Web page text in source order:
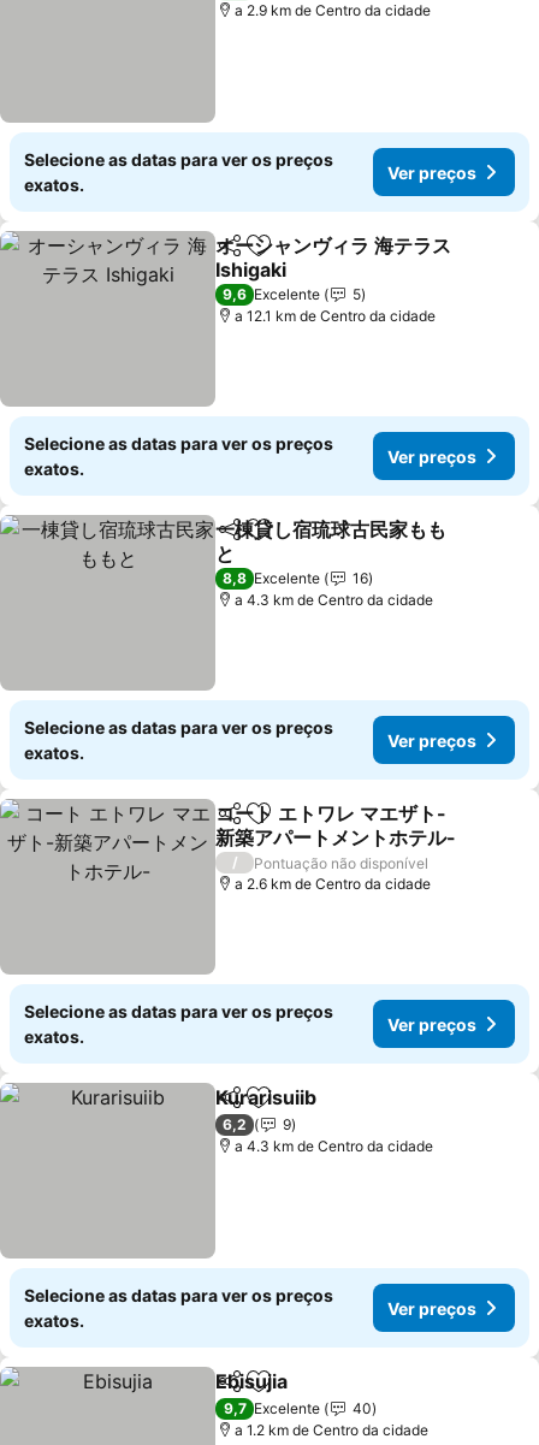
a 2.9 km de Centro da cidade
Selecione as datas para ver os preços
exatos.
Ver preços
PartilharAdicionar aos favoritos
オーシャンヴィラ 海テラス
Ishigaki
Ver preços
9,6 Excelente
5
a 12.1 km de Centro da cidade
Selecione as datas para ver os preços
exatos.
Ver preços
PartilharAdicionar aos favoritos
一棟貸し宿琉球古民家もも
と
Ver preços
8,8 Excelente
16
a 4.3 km de Centro da cidade
Selecione as datas para ver os preços
exatos.
Ver preços
PartilharAdicionar aos favoritos
コート エトワレ マエザト-
新築アパートメントホテル-
Ver preços
/
Pontuação não disponível
a 2.6 km de Centro da cidade
Selecione as datas para ver os preços
exatos.
Ver preços
PartilharAdicionar aos favoritos
Kurarisuiib
6,2
9
a 4.3 km de Centro da cidade
Selecione as datas para ver os preços
exatos.
Ver preços
PartilharAdicionar aos favoritos
Ebisujia
9,7 Excelente
40
a 1.2 km de Centro da cidade